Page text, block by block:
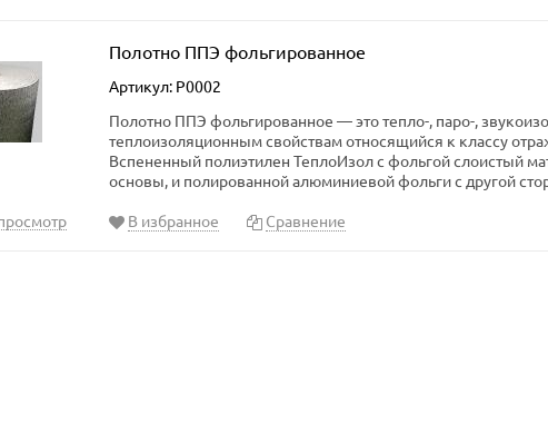
Полотно ППЭ фольгированное
Артикул: P0002
Полотно ППЭ фольгированное — это тепло-, паро-,
теплоизоляционным свойствам относящийся к классу
Вспененный полиэтилен ТеплоИзол с фольгой слоистый
основы, и полированной алюминиевой фольги с другой
В избранное Сравнение